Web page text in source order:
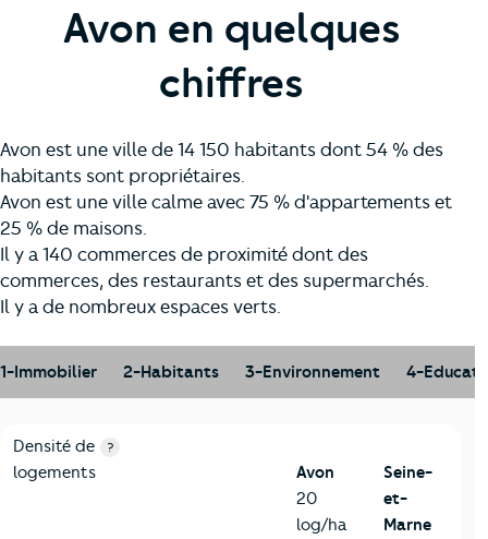
Avon en quelques
chiffres
Avon est une ville de 14 150 habitants dont 54 % des
habitants sont propriétaires.
Avon est une ville calme avec 75 % d'appartements et
25 % de maisons.
Il y a 140 commerces de proximité dont des
commerces, des restaurants et des supermarchés.
Il y a de nombreux espaces verts.
1-Immobilier 2-Habitants 3-Environnement 4-
1-Immobilier
Critères Avon
Densité de
logements
?
Avon
20
log/ha
Seine-
et-
Marne